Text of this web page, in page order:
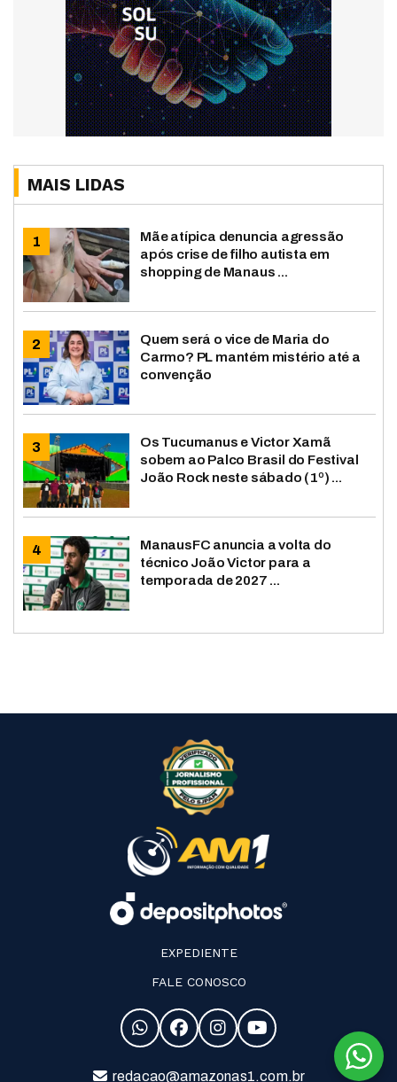
MAIS LIDAS
Mãe atípica denuncia agressão
após crise de filho autista em
shopping de Manaus ...
Quem será o vice de Maria do
Carmo? PL mantém mistério até a
convenção
Os Tucumanus e Victor Xamã
sobem ao Palco Brasil do Festival
João Rock neste sábado (1º) ...
ManausFC anuncia a volta do
técnico João Victor para a
temporada de 2027 ...
EXPEDIENTE
FALE CONOSCO
redacao@amazonas1.com.br